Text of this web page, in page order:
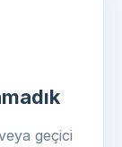
geçici